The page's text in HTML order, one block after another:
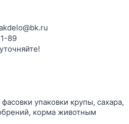
89
упаковки крупы, сахара,
корма животным